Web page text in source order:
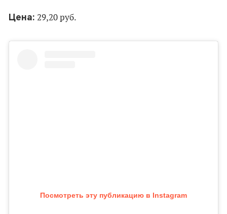
Цена: 29,20 руб.
Посмотреть эту публикацию в Instagram